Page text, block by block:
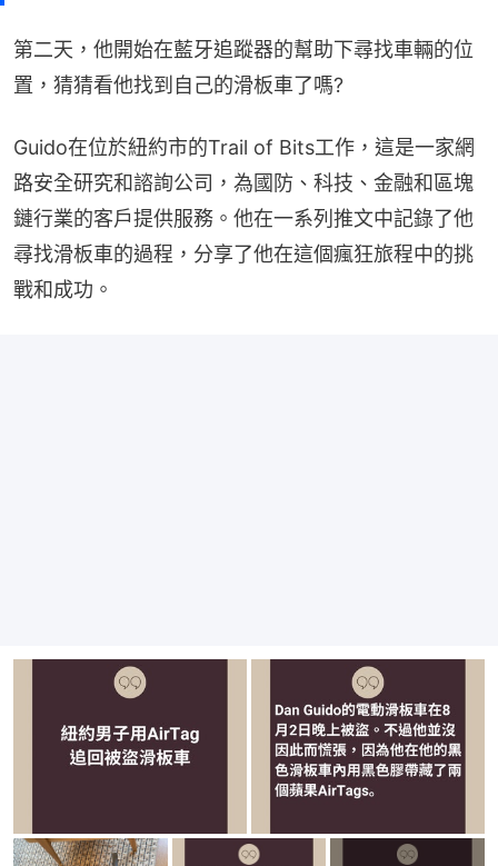
第二天，他開始在藍牙追蹤器的幫助下尋找車輛的位
置，猜猜看他找到自己的滑板車了嗎?
Guido在位於紐約市的Trail of Bits工作，這是一家網
路安全研究和諮詢公司，為國防、科技、金融和區塊
鏈行業的客戶提供服務。他在一系列推文中記錄了他
尋找滑板車的過程，分享了他在這個瘋狂旅程中的挑
戰和成功。